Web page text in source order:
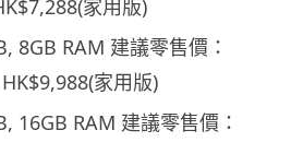
家用版)
8GB RAM 建議零售價：
家用版)
16GB RAM 建議零售價：